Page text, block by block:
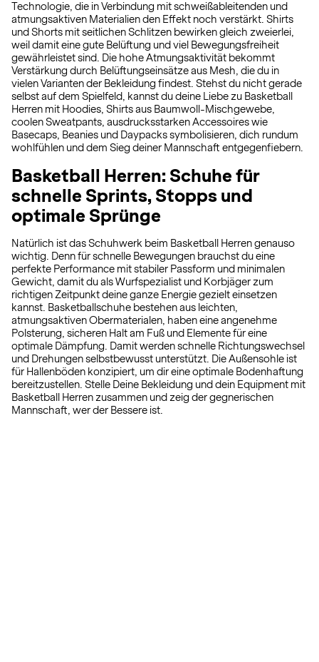
Technologie, die in Verbindung mit schweißableitenden und
atmungsaktiven Materialien den Effekt noch verstärkt. Shirts
und Shorts mit seitlichen Schlitzen bewirken gleich zweierlei,
weil damit eine gute Belüftung und viel Bewegungsfreiheit
gewährleistet sind. Die hohe Atmungsaktivität bekommt
Verstärkung durch Belüftungseinsätze aus Mesh, die du in
vielen Varianten der Bekleidung findest. Stehst du nicht gerade
selbst auf dem Spielfeld, kannst du deine Liebe zu Basketball
Herren mit Hoodies, Shirts aus Baumwoll-Mischgewebe,
coolen Sweatpants, ausdrucksstarken Accessoires wie
Basecaps, Beanies und Daypacks symbolisieren, dich rundum
wohlfühlen und dem Sieg deiner Mannschaft entgegenfiebern.
Basketball Herren: Schuhe für
schnelle Sprints, Stopps und
optimale Sprünge
Natürlich ist das Schuhwerk beim Basketball Herren genauso
wichtig. Denn für schnelle Bewegungen brauchst du eine
perfekte Performance mit stabiler Passform und minimalen
Gewicht, damit du als Wurfspezialist und Korbjäger zum
richtigen Zeitpunkt deine ganze Energie gezielt einsetzen
kannst. Basketballschuhe bestehen aus leichten,
atmungsaktiven Obermaterialen, haben eine angenehme
Polsterung, sicheren Halt am Fuß und Elemente für eine
optimale Dämpfung. Damit werden schnelle Richtungswechsel
und Drehungen selbstbewusst unterstützt. Die Außensohle ist
für Hallenböden konzipiert, um dir eine optimale Bodenhaftung
bereitzustellen. Stelle Deine Bekleidung und dein Equipment mit
Basketball Herren zusammen und zeig der gegnerischen
Mannschaft, wer der Bessere ist.